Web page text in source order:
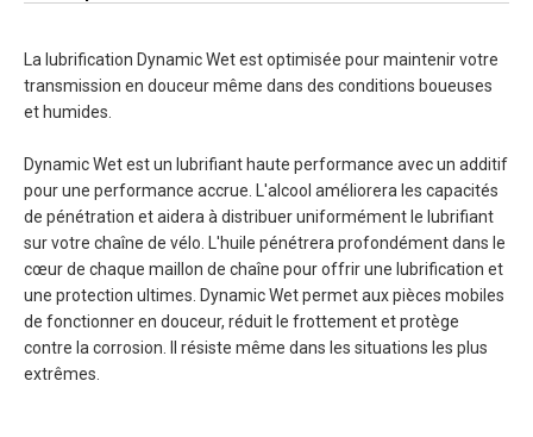
La lubrification Dynamic Wet est optimisée pour maintenir votre
transmission en douceur même dans des conditions boueuses
et humides.
Dynamic Wet est un lubrifiant haute performance avec un additif
pour une performance accrue. L'alcool améliorera les capacités
de pénétration et aidera à distribuer uniformément le lubrifiant
sur votre chaîne de vélo. L'huile pénétrera profondément dans le
cœur de chaque maillon de chaîne pour offrir une lubrification et
une protection ultimes. Dynamic Wet permet aux pièces mobiles
de fonctionner en douceur, réduit le frottement et protège
contre la corrosion. Il résiste même dans les situations les plus
extrêmes.